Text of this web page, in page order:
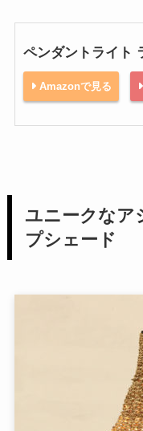
ペンダントライト
Amazonで見る
ユニークなア
プシェード